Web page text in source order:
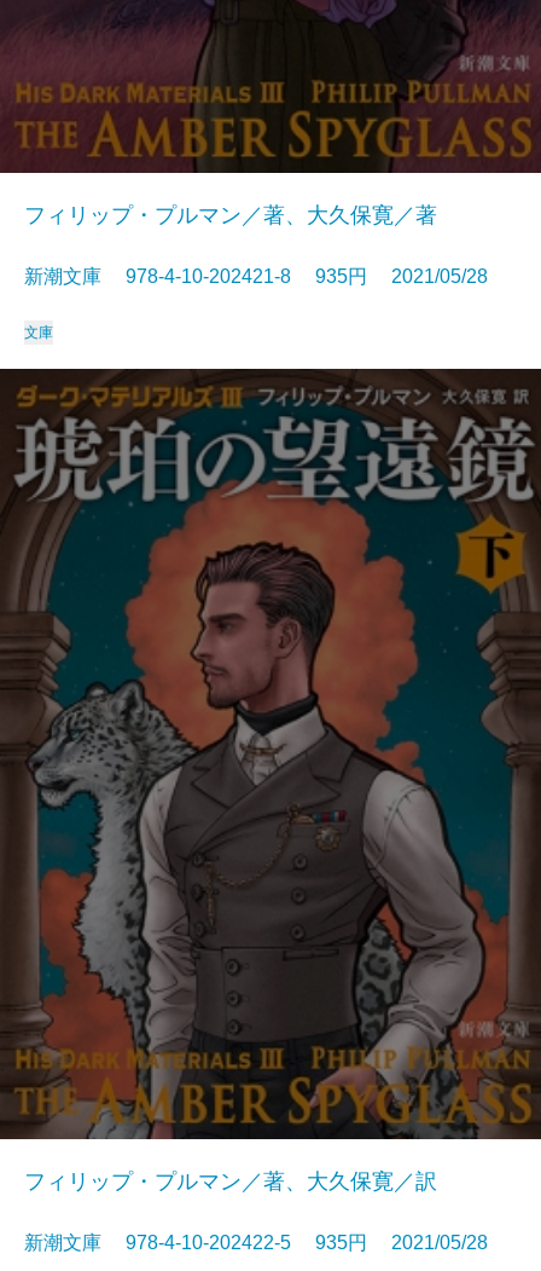
フィリップ・プルマン／著、大久保寛／著
新潮文庫 978-4-10-202421-8 935円 2021/05/28
文庫
フィリップ・プルマン／著、大久保寛／訳
新潮文庫 978-4-10-202422-5 935円 2021/05/28